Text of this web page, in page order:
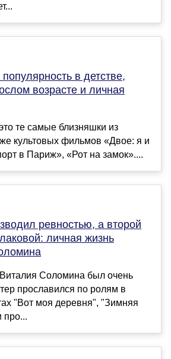
в детстве,
возрасте и личная
те самые близняшки из
культовых фильмов «Двое: я и
в Париж», «Рот на замок»....
ревностью, а второй
личная жизнь
Виталия Соломина был очень
прославился по ролям в
"Вот моя деревня", "Зимняя
про...